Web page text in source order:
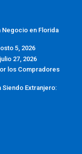
Negocio en Florida
5, 2026
julio 27, 2026
los Compradores
Extranjero: